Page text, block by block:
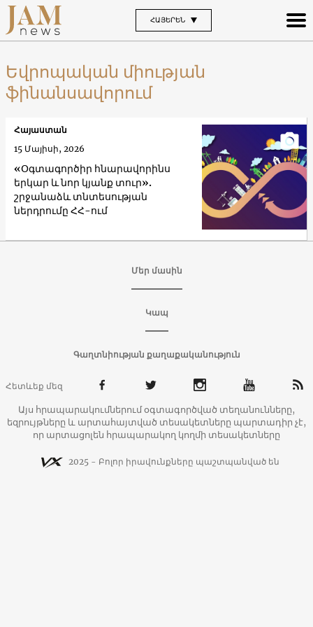
ՀԱՅԵՐԵՆ
Եվրոպական միության
ֆինանսավորում
«Օգտագործիր հնարավորինս
երկար և նոր կյանք տուր».
շրջանաձև տնտեսության
ներդրումը ՀՀ-ում
Հայաստան
15 Մայիսի, 2026
Մեր մասին
Կապ
Գաղտնիության քաղաքականություն
Հետևեք մեզ
Այս հրապարակումներում օգտագործված տեղանունները,
եզրույթները և արտահայտված տեսակետները պարտադիր չէ,
որ արտացոլեն հրապարակող կողմի տեսակետները
2025 - Բոլոր իրավունքները պաշտպանված են